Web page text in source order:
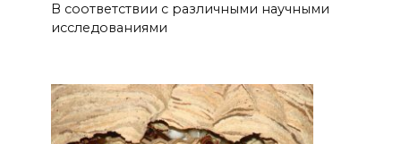
В соответствии с различными научными
исследованиями